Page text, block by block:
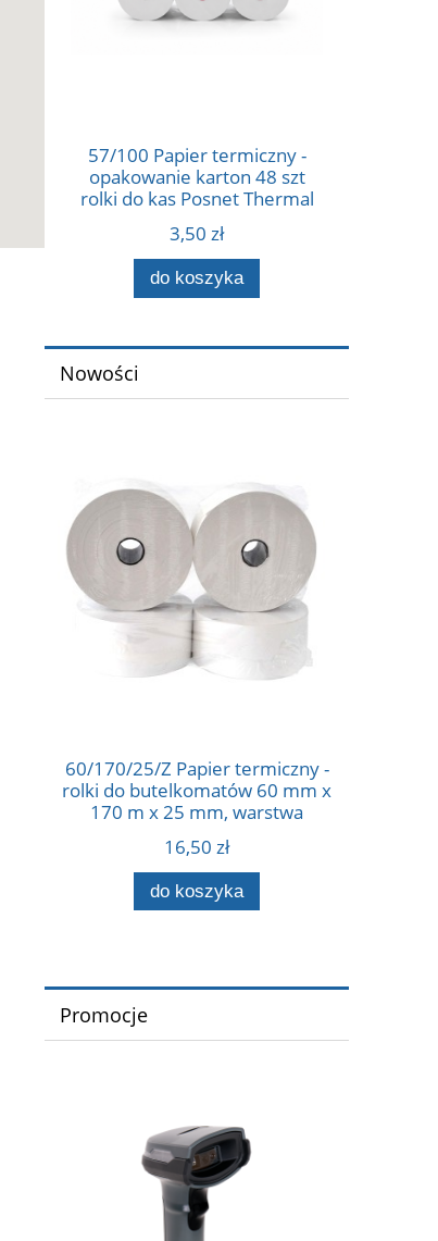
57/100 Papier termiczny -
opakowanie karton 48 szt
rolki do kas Posnet Thermal
57 mm x 100 m.
Sprzedajemy tylko
wielokrotności opakowań, 48,
96 itd.
3,50 zł
do koszyka
Nowości
60/170/25/Z Papier termiczny -
rolki do butelkomatów 60 mm x
170 m x 25 mm, warstwa
termiczna na zewnątrz 55g
16,50 zł
do koszyka
Promocje